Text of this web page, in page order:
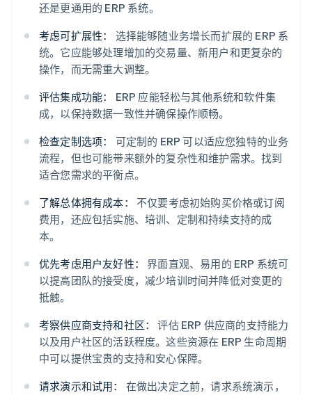
还是更通用的 ERP 系统。
考虑可扩展性：
选择能够随业务增长而扩展的 ERP 系
统。它应能够处理增加的交易量、新用户和更复杂的
操作，而无需重大调整。
评估集成功能：
ERP 应能轻松与其他系统和软件集
成，以保持数据一致性并确保操作顺畅。
检查定制选项：
可定制的 ERP 可以适应您独特的业务
流程，但也可能带来额外的复杂性和维护需求。找到
适合您需求的平衡点。
了解总体拥有成本：
不仅要考虑初始购买价格或订阅
费用，还应包括实施、培训、定制和持续支持的成
本。
优先考虑用户友好性：
界面直观、易用的 ERP 系统可
以提高团队的接受度，减少培训时间并降低对变更的
抵触。
考察供应商支持和社区：
评估 ERP 供应商的支持能力
以及用户社区的活跃程度。这些资源在 ERP 生命周期
中可以提供宝贵的支持和安心保障。
请求演示和试用：
在做出决定之前，请求系统演示，